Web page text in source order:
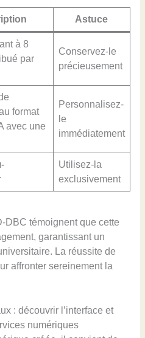
Astuce
à 8
par
Conservez-le
précieusement
format
avec une
Personnalisez-
le
immédiatement
Utilisez-la
exclusivement
DBC témoignent que cette
garantissant un
La réussite de
affronter sereinement la
: découvrir l’interface et
numériques